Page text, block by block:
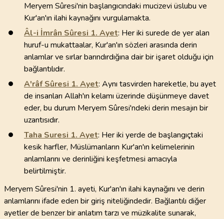
Meryem Sûresi'nin başlangıcındaki mucizevi üslubu ve
Kur'an'ın ilahi kaynağını vurgulamakta.
Âl-i İmrân Sûresi 1. Ayet: Her iki surede de yer alan
huruf-u mukattaalar, Kur'an'ın sözleri arasında derin
anlamlar ve sırlar barındırdığına dair bir işaret olduğu için
bağlantılıdır.
A'râf Sûresi 1. Ayet: Aynı tasvirden hareketle, bu ayet
de insanları Allah'ın kelamı üzerinde düşünmeye davet
eder, bu durum Meryem Sûresi'ndeki derin mesajın bir
uzantısıdır.
Taha Suresi 1. Ayet: Her iki yerde de başlangıçtaki
kesik harfler, Müslümanların Kur'an'ın kelimelerinin
anlamlarını ve derinliğini keşfetmesi amacıyla
belirtilmiştir.
Meryem Sûresi'nin 1. ayeti, Kur'an'ın ilahi kaynağını ve derin
anlamlarını ifade eden bir giriş niteliğindedir. Bağlantılı diğer
ayetler de benzer bir anlatım tarzı ve müzikalite sunarak,